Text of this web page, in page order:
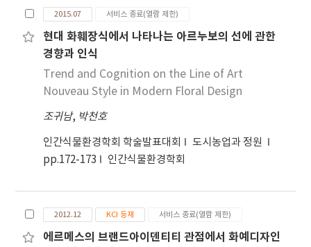
의사와 정서를 적절히 반영할 수 있는 수법으로 디자
인템플릿을 활용한 디자인패턴 개발 프로세스를 제안
하고자 한다. 향후, 도시의 문화적 재생과 관련해 실제
적용대상을 발굴, 실체화하는 후속연구를 통해 실용
적 방법론으로 발전시켜 가고자 한다.
구하게 될 것이다. 따라서 미래사회를 이끌어갈 우리
청소년들이 시대에 부응할 수 있는 경쟁력 있 는 리더
가 될 수 있도록 창의적인 교육이 필요하다. 중국이 가
진 개성과 현실을 고려하여 현대흐름에 맞는 좀 더 발
전된 교과서의 영역이 이루어져야 할 것이다. 하지만
중국 의 중등 디자인교육의 경우 미술교과서 안에 포
이 올바른 디자인을 선 택하고 소비할 미래의 디자인
의 중요한 인물이라고 볼 때, 미술교과서에서 독립되
어 디자인의 분야, 내용 그리고 국제 유명 한 이미지
만 할 것이다. 앞으로 교과서 디자인영역에 대한 더 많
은 노 력과 연구가 이루어졌으면 한다. 이러한 배경으
로 인한 본 연구의 목적은 중국의 미술 교과서를 분석
함으로써 중국의 디자 인 교육 발전 방안을 찾는 데에
2015.07 서비스 종료(열람 제한)
현대 화훼장식에서 나타나는 아르누보의 선에 관한
경향과 인식
Trend and Cognition on the Line of Art
Nouveau Style in Modern Floral Design
조귀남, 박천호
인간식물환경학회 학술발표대회
도시농업과 정원
pp.172-173
인간식물환경학회
2012.12 KCI 등재 서비스 종료(열람 제한)
에르메스의 브랜드아이덴티티 관점에서 화예디자인